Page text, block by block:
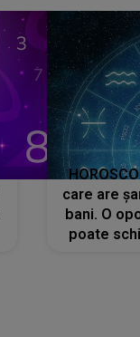
care are
bani. O
poate